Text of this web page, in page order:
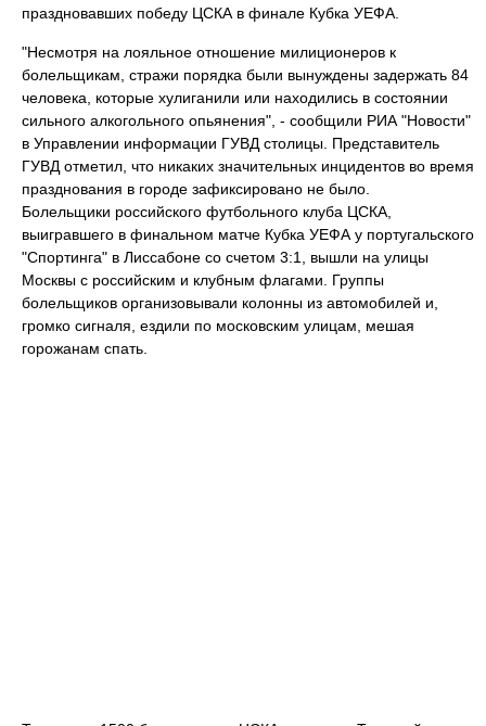
праздновавших победу ЦСКА в финале Кубка УЕФА.
"Несмотря на лояльное отношение милиционеров к
болельщикам, стражи порядка были вынуждены задержать 84
человека, которые хулиганили или находились в состоянии
сильного алкогольного опьянения", - сообщили РИА "Новости"
в Управлении информации ГУВД столицы. Представитель
ГУВД отметил, что никаких значительных инцидентов во время
празднования в городе зафиксировано не было.
Болельщики российского футбольного клуба ЦСКА,
выигравшего в финальном матче Кубка УЕФА у португальского
"Спортинга" в Лиссабоне со счетом 3:1, вышли на улицы
Москвы с российским и клубным флагами. Группы
болельщиков организовывали колонны из автомобилей и,
громко сигналя, ездили по московским улицам, мешая
горожанам спать.